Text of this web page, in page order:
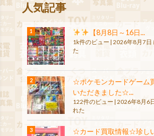
人気記事
【8月8日～16日...
1k件のビュー
2026年8月7日
た
☆ポケモンカードゲーム
いただきました☆...
122件のビュー | 2026年8月6
れた
☆カード買取情報☆珍し